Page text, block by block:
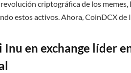
criptográfica de los
estos activos. Ahora, CoinDCX de
Inu en exchange líder